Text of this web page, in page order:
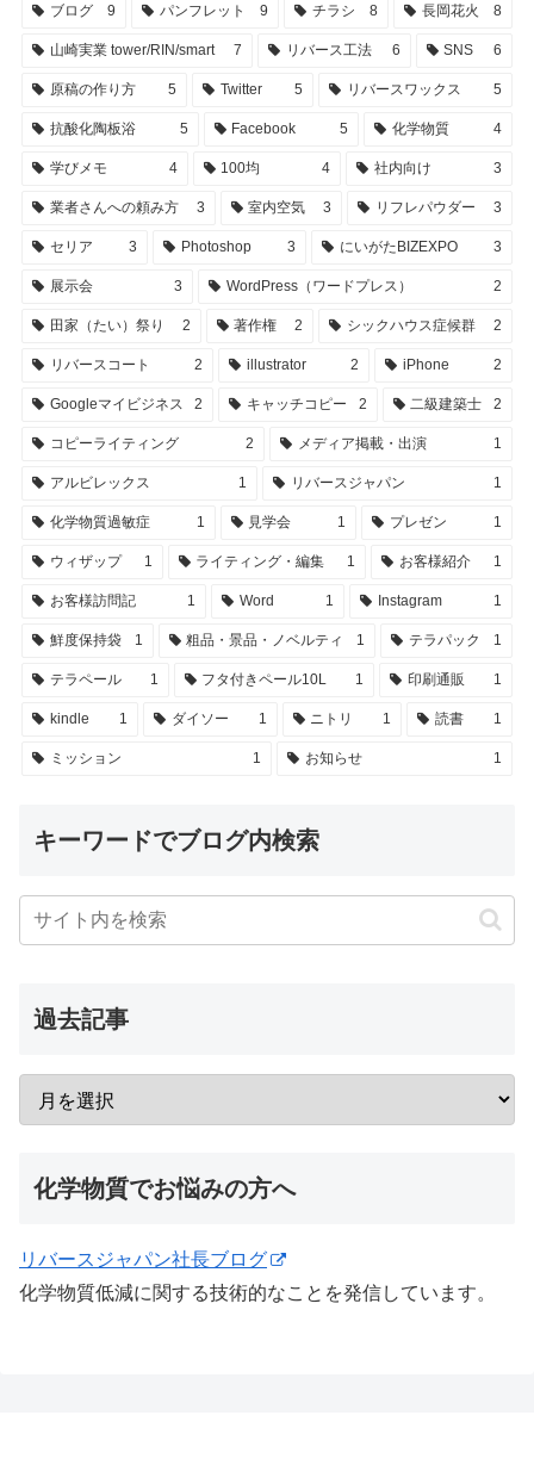
ブログ 9 パンフレット 9 チラシ 8 長岡花火 8
山崎実業 tower/RIN/smart 7 リバース工法 6 SNS 6
原稿の作り方 5 Twitter 5 リバースワックス 5
抗酸化陶板浴 5 Facebook 5 化学物質 4
学びメモ 4 100均 4 社内向け 3
業者さんへの頼み方 3 室内空気 3 リフレパウダー 3
セリア 3 Photoshop 3 にいがたBIZEXPO 3
展示会 3 WordPress（ワードプレス） 2
田家（たい）祭り 2 著作権 2 シックハウス症候群 2
リバースコート 2 illustrator 2 iPhone 2
Googleマイビジネス 2 キャッチコピー 2 二級建築士 2
コピーライティング 2 メディア掲載・出演 1
アルビレックス 1 リバースジャパン 1
化学物質過敏症 1 見学会 1 プレゼン 1
ウィザップ 1 ライティング・編集 1 お客様紹介 1
お客様訪問記 1 Word 1 Instagram 1
鮮度保持袋 1 粗品・景品・ノベルティ 1 テラパック 1
テラペール 1 フタ付きペール10L 1 印刷通販 1
kindle 1 ダイソー 1 ニトリ 1 読書 1
ミッション 1 お知らせ 1
キーワードでブログ内検索
過去記事
化学物質でお悩みの方へ
リバースジャパン社長ブログ
化学物質低減に関する技術的なことを発信しています。